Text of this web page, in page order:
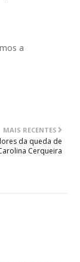
a
MAIS RECENTES
da queda de
Cerqueira